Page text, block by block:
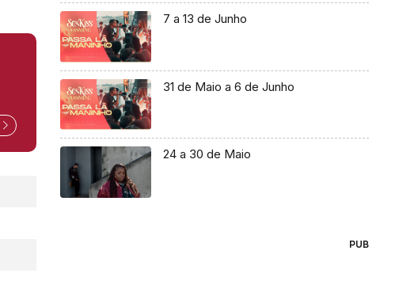
7 a 13 de Junho
31 de Maio a 6 de Junho
24 a 30 de Maio
PUB